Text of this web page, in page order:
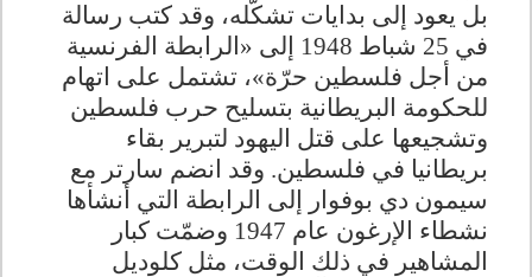
بل يعود إلى بدايات تشكّله، وقد كتب رسالة
في 25 شباط 1948 إلى «الرابطة الفرنسية
من أجل فلسطين حرّة»، تشتمل على اتهام
للحكومة البريطانية بتسليح حرب فلسطين
وتشجيعها على قتل اليهود لتبرير بقاء
بريطانيا في فلسطين. وقد انضم سارتر مع
سيمون دي بوفوار إلى الرابطة التي أنشأها
نشطاء الإرغون عام 1947 وضمّت كبار
المشاهير في ذلك الوقت، مثل كلوديل